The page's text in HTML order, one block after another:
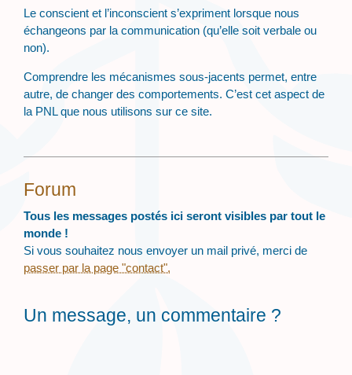
Le conscient et l’inconscient s’expriment lorsque nous
échangeons par la communication (qu’elle soit verbale ou
non).
Comprendre les mécanismes sous-jacents permet, entre
autre, de changer des comportements. C’est cet aspect de
la PNL que nous utilisons sur ce site.
Forum
Tous les messages postés ici seront visibles par tout le
monde !
Si vous souhaitez nous envoyer un mail privé, merci de
passer par la page "contact".
Un message, un commentaire ?